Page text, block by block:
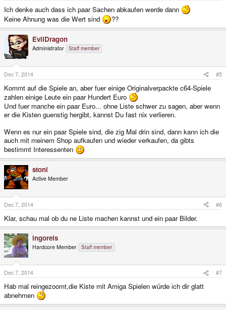
Ich denke auch dass ich paar Sachen abkaufen werde dann
Keine Ahnung was die Wert sind
??
EvilDragon
Administrator Staff member
Dec 7, 2014 #5
Kommt auf die Spiele an, aber fuer einige Originalverpackte c64-Spiele
zahlen einige Leute ein paar Hundert Euro
Und fuer manche ein paar Euro... ohne Liste schwer zu sagen, aber wenn
er die Kisten guenstig hergibt, kannst Du fast nix verlieren.
Wenn es nur ein paar Spiele sind, die zig Mal drin sind, dann kann ich die
auch mit meinem Shop aufkaufen und wieder verkaufen, da gibts
bestimmt Interessenten
stoni
Active Member
Dec 7, 2014 #6
Klar, schau mal ob du ne Liste machen kannst und ein paar Bilder.
ingoreis
Hardcore Member Staff member
Dec 7, 2014 #7
Hab mal reingezoomt,die Kiste mit Amiga Spielen würde ich dir glatt
abnehmen